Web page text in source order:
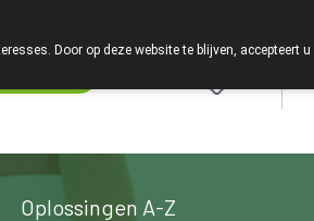
Oplossingen A-Z
Door op deze website te blijven, accepteert